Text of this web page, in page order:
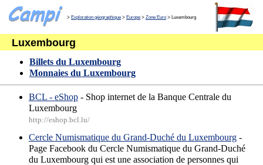
> Exploration géographique > Europe > Zone Euro > Luxembourg
Luxembourg
Billets du Luxembourg
Monnaies du Luxembourg
BCL - eShop- Shop internet de la Banque Centrale du
Luxembourg
http://eshop.bcl.lu/
Cercle Numismatique du Grand-Duché du Luxembourg-
Page Facebook du Cercle Numismatique du Grand-Duché
du Luxembourg qui est une association de personnes qui